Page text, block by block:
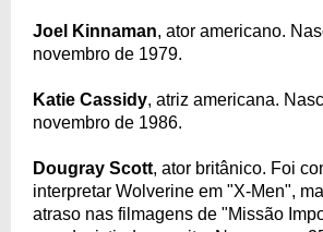
Joel Kinnaman, ator americano.
novembro de 1979.
Katie Cassidy, atriz americana.
novembro de 1986.
Dougray Scott, ator britânico. Foi
interpretar Wolverine em "X-Men",
atraso nas filmagens de "Missão